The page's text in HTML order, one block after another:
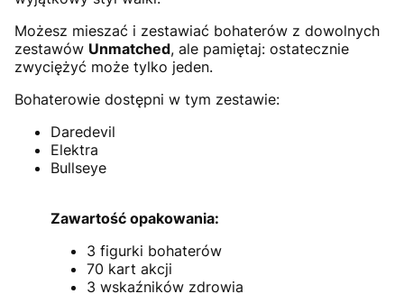
Możesz mieszać i zestawiać bohaterów z dowolnych
zestawów Unmatched, ale pamiętaj: ostatecznie
zwyciężyć może tylko jeden.
Bohaterowie dostępni w tym zestawie:
Daredevil
Elektra
Bullseye
Zawartość opakowania:
3 figurki bohaterów
70 kart akcji
3 wskaźników zdrowia